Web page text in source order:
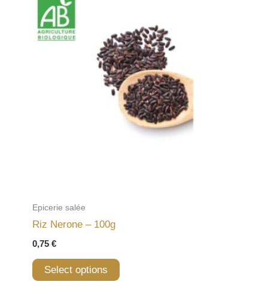
Epicerie salée
Riz Nerone – 100g
0,75 €
Select options